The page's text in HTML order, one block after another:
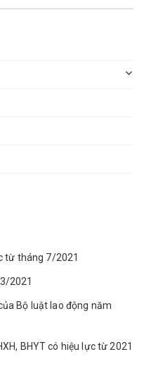
từ tháng 7/2021
2021
Bộ luật lao động năm
BHYT có hiệu lực từ 2021